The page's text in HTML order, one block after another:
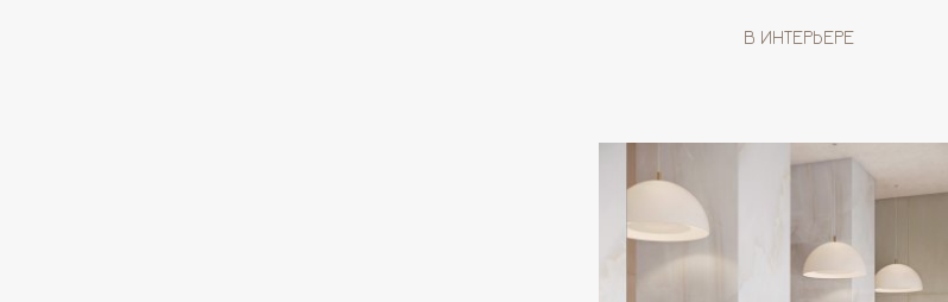
В ИНТЕРЬЕРЕ